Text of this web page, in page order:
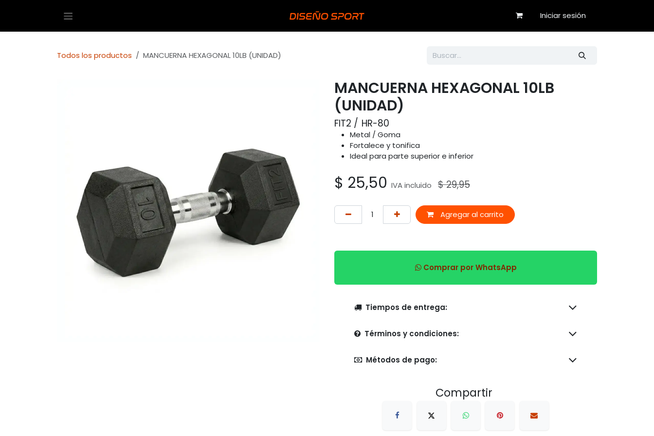
Iniciar sesión
Todos los productos MANCUERNA HEXAGONAL 10LB (UNIDAD)
MANCUERNA HEXAGONAL 10LB
(UNIDAD)
FIT2 HR-80
Metal / Goma
Fortalece y tonifica
Ideal para parte superior e inferior
$ 25,50 IVA incluido $29,95
Agregar al carrito
Comprar por WhatsApp
Tiempos de entrega:
Términos y condiciones:
Métodos de pago:
Compartir